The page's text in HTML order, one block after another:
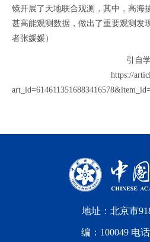
镜开展了天地联合观测，其中，高海
甚高能观测数据，做出了重要观测发
者张媛媛）
引自
https://
地址：北京市
编：100049 电